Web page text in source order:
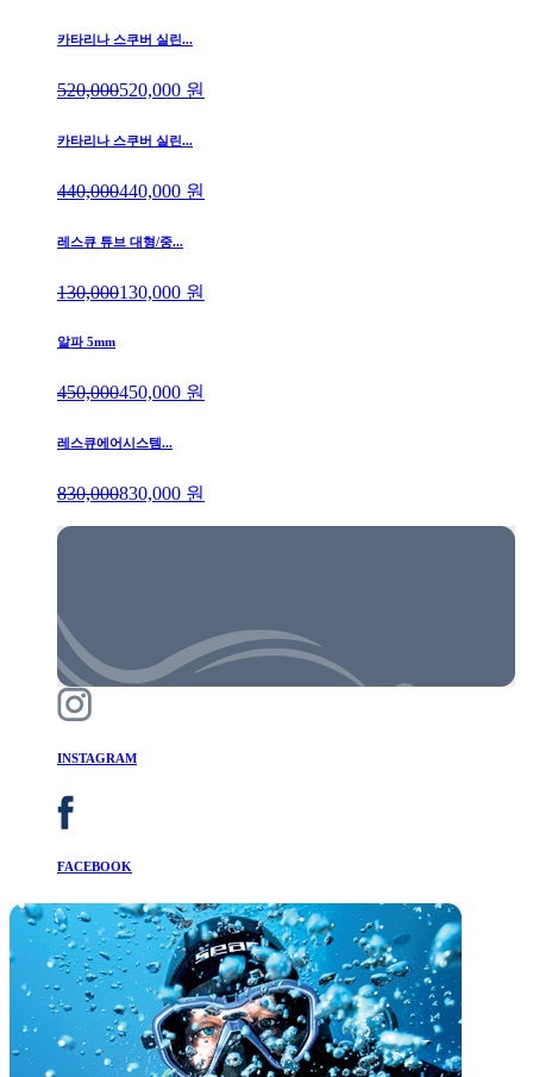
카타리나 스쿠버 실린...
520,000520,000 원
카타리나 스쿠버 실린...
440,000440,000 원
레스큐 튜브 대형/중...
130,000130,000 원
알파 5mm
450,000450,000 원
레스큐에어시스템...
830,000830,000 원
INSTAGRAM
FACEBOOK